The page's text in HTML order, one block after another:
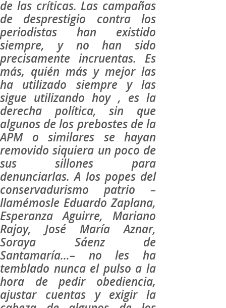
de las críticas. Las campañas
de desprestigio contra los
periodistas han existido
siempre, y no han sido
precisamente incruentas. Es
más, quién más y mejor las
ha utilizado siempre y las
sigue utilizando hoy , es la
derecha política, sin que
algunos de los prebostes de la
APM o similares se hayan
removido siquiera un poco de
sus sillones para
denunciarlas. A los popes del
conservadurismo patrio –
llamémosle Eduardo Zaplana,
Esperanza Aguirre, Mariano
Rajoy, José María Aznar,
Soraya Sáenz de
Santamaría…– no les ha
temblado nunca el pulso a la
hora de pedir obediencia,
ajustar cuentas y exigir la